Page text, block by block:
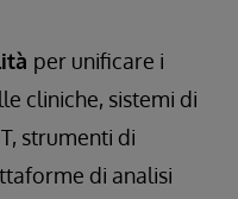
per unificare i
cliniche, sistemi di
strumenti di
di analisi